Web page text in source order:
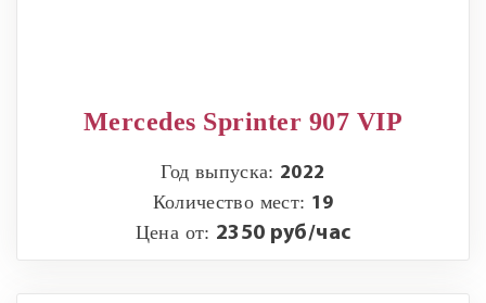
Mercedes Sprinter 907 VIP
Год выпуска: 2022
Количество мест: 19
Цена от: 2350 руб/час